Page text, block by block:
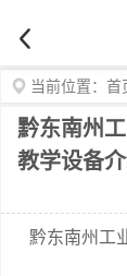
当前位置： 首
黔东南州
教学设备
黔东南州工